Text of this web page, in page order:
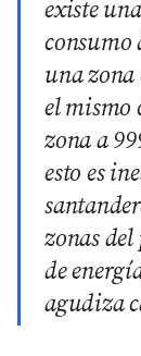
existe
consumo
una zona
el mismo
zona a
esto es
zonas
de
agudiza